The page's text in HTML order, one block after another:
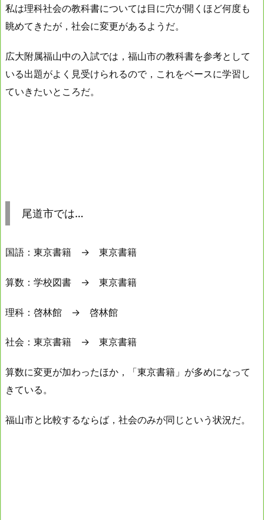
私は理科社会の教科書については目に穴が開くほど何度も
眺めてきたが，社会に変更があるようだ。
広大附属福山中の入試では，福山市の教科書を参考として
いる出題がよく見受けられるので，これをベースに学習し
ていきたいところだ。
尾道市では…
国語：東京書籍 → 東京書籍
算数：学校図書 → 東京書籍
理科：啓林館 → 啓林館
社会：東京書籍 → 東京書籍
算数に変更が加わったほか，「東京書籍」が多めになって
きている。
福山市と比較するならば，社会のみが同じという状況だ。